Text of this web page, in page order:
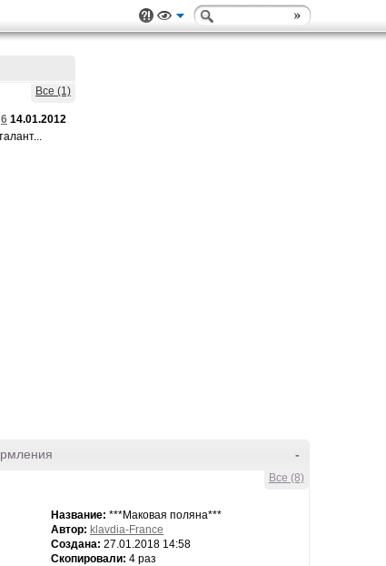
Все (1)
6 14.01.2012
-
Все (8)
Название: ***Маковая поляна***
Автор: klavdia-France
Создана: 27.01.2018 14:58
Скопировали: 4 раз